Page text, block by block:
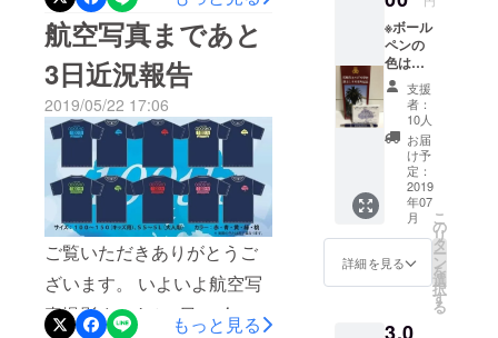
に、【ハロ】という現象で
太陽の周りにも虹が出てお
りました‼ 私たちの航空写
真を空から応援してるかの
ようでした *地域をつなぐ
航空写真 年配の方や卒業
生、地区の方などほんとに
多数お集まりいただきまし
た！ 地域の関わりが少なく
なる一方、こんなにも多く
にはもってこいの日和！ 10
時より航空写真撮影です！
OB、在校児、過去から未来
への架け橋が 小戸小のグラ
ンドに架けられます！ 小
戸小グッズ販売 本日記念式
典部では航空写真撮影場所
で小戸小オリジナルグッズ
の販売を行います！
↑【あこう君ノート・メモ・
帽子】 色んなデザインで
航空写真まであと
3日近況報告
2019/05/22 17:06
ご覧いただきありがとうご
ざいます。 いよいよ航空写
真撮影まであと3日。 今の
もっと見る
崎尋常高等
小学校と改
称
1950年 宮
崎市立小戸
小学校に改
卒業生 総
計19,339名
（～2018
年）
小戸小創立
※ボール
ペンの
色は写
真と異
なる場
合がご
ざいま
す。予
めご了
承いた
だきま
すよう
よろし
くお願
いしま
す。 ※
はあり
支援
者：
10人
お届
け予
定：
2019
年07
月
詳細を見る
こ
の
リ
タ
ー
ン
を
選
択
す
る